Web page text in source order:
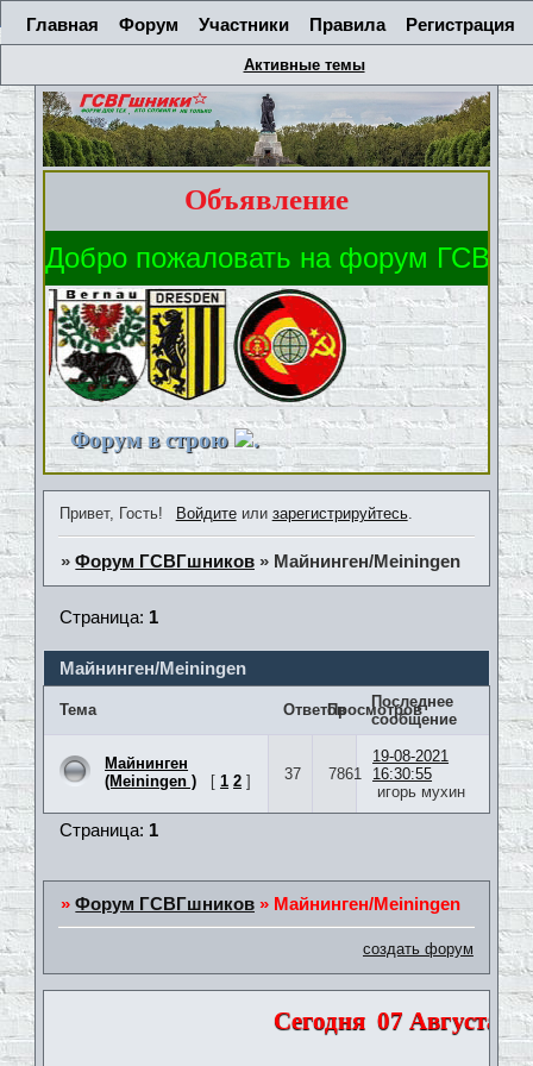
Главная Форум Участники Правила Регистрация
Активные темы
Объявление
Форум в строю .
Привет, Гость! Войдитеили зарегистрируйтесь.
»Форум ГСВГшников » Майнинген/Meiningen
Майнинген/Meiningen
Страница: 1
Тема ОтветовПросмотров
Последнее
сообщение
Майнинген
(Meiningen )
[ 1 2 ] 37 7861
19-08-2021
16:30:55
игорь мухин
Страница: 1
»Форум ГСВГшников » Майнинген/Meiningen
создать форум
Сегодня 07 Августа